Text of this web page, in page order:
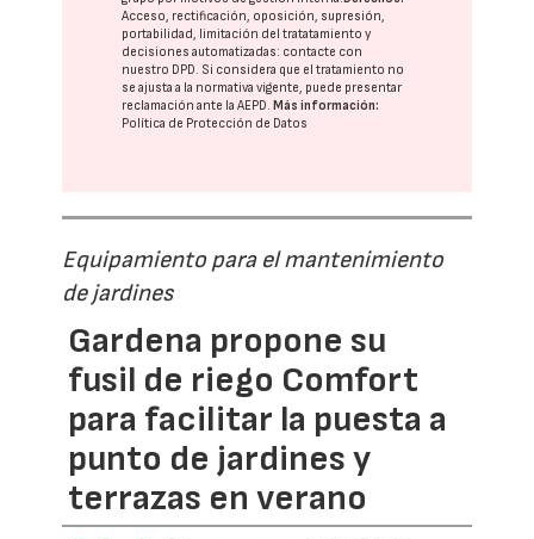
Acceso, rectificación, oposición, supresión,
portabilidad, limitación del tratatamiento y
decisiones automatizadas: contacte con
nuestro DPD. Si considera que el tratamiento no
se ajusta a la normativa vigente, puede presentar
reclamación ante laAEPD. Más información:
Política de Protección de Datos
Equipamiento para el mantenimiento
de jardines
Gardena propone su
fusil de riego Comfort
para facilitar la puesta a
punto de jardines y
terrazas en verano